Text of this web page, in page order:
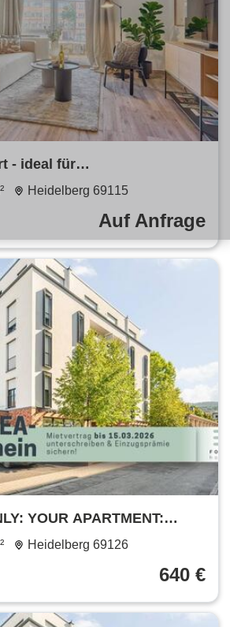
- ideal für
& Langzeitaufenthalte
Heidelberg 69115
Auf Anfrage
YOUR APARTMENT:
apartment in Heidelberg
Heidelberg 69126
640 €